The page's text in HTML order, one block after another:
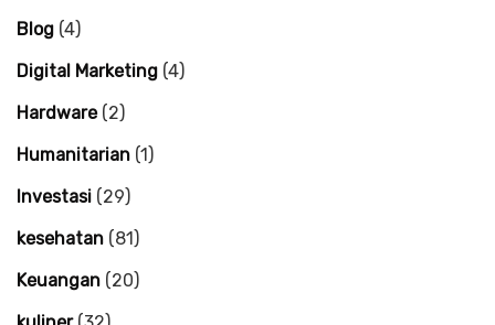
Blog (4)
Digital Marketing (4)
Hardware(2)
Humanitarian (1)
Investasi (29)
kesehatan (81)
Keuangan (20)